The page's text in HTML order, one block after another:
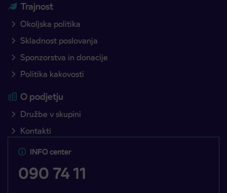
Trajnost
Okoljska politika
Skladnost poslovanja
Sponzorstva in donacije
Politika kakovosti
O podjetju
Družbe v skupini
Kontakti
INFO center
090 74 11